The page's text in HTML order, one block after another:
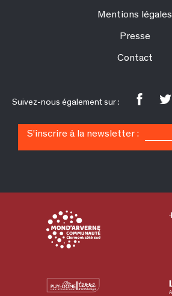
Mentions légales
Presse
Contact
Suivez-nous également sur :
S'inscrire à la newsletter :